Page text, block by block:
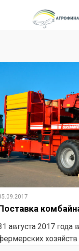
августа 2017 года